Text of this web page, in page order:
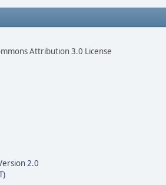
Attribution 3.0 License
2.0